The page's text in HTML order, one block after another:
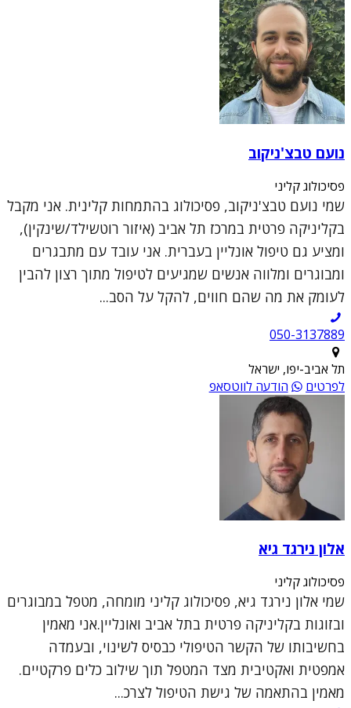
נועם טבצ'ניקוב
פסיכולוג קליני
שמי נועם טבצ'ניקוב, פסיכולוג בהתמחות קלינית. אני מקבל
בקליניקה פרטית במרכז תל אביב (איזור רוטשילד/שינקין),
ומציע גם טיפול אונליין בעברית. אני עובד עם מתבגרים
ומבוגרים ומלווה אנשים שמגיעים לטיפול מתוך רצון להבין
לעומק את מה שהם חווים, להקל על הסב...
050-3137889
תל אביב-יפו, ישראל
לפרטים
הודעה לווטסאפ
אלון נירגד גיא
פסיכולוג קליני
שמי אלון נירגד גיא, פסיכולוג קליני מומחה, מטפל במבוגרים
ובזוגות בקליניקה פרטית בתל אביב ואונליין.אני מאמין
בחשיבותו של הקשר הטיפולי כבסיס לשינוי, ובעמדה
אמפטית ואקטיבית מצד המטפל תוך שילוב כלים פרקטיים.
מאמין בהתאמה של גישת הטיפול לצרכ...